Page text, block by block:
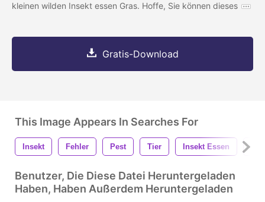
kleinen wilden Insekt essen Gras. Hoffe, Sie können dieses
Gratis-Download
This Image Appears In Searches For
Insekt Fehler Pest Tier Insekt Essen
Benutzer, Die Diese Datei Heruntergeladen
Haben, Haben Außerdem Heruntergeladen